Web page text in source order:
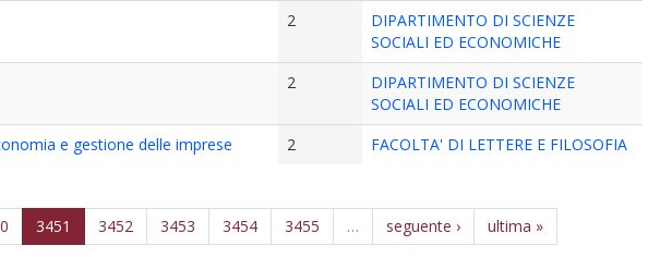
2
DIPARTIMENTO DI SCIENZE
SOCIALI ED ECONOMICHE
2
DIPARTIMENTO DI SCIENZE
SOCIALI ED ECONOMICHE
e gestione delle imprese
2 FACOLTA' DI LETTERE E FILOSOFIA
3451 3452 3453 3454 3455 … seguente › ultima »